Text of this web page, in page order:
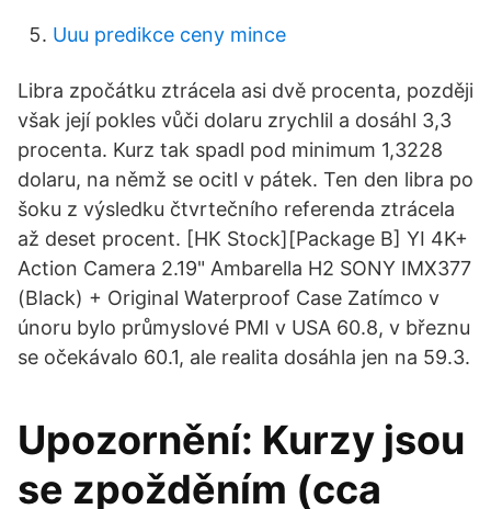
Uuu predikce ceny mince
Libra zpočátku ztrácela asi dvě procenta, později
však její pokles vůči dolaru zrychlil a dosáhl 3,3
procenta. Kurz tak spadl pod minimum 1,3228
dolaru, na němž se ocitl v pátek. Ten den libra po
šoku z výsledku čtvrtečního referenda ztrácela
až deset procent. [HK Stock][Package B] YI 4K+
Action Camera 2.19" Ambarella H2 SONY IMX377
(Black) + Original Waterproof Case Zatímco v
únoru bylo průmyslové PMI v USA 60.8, v březnu
se očekávalo 60.1, ale realita dosáhla jen na 59.3.
Upozornění: Kurzy jsou
se zpožděním (cca